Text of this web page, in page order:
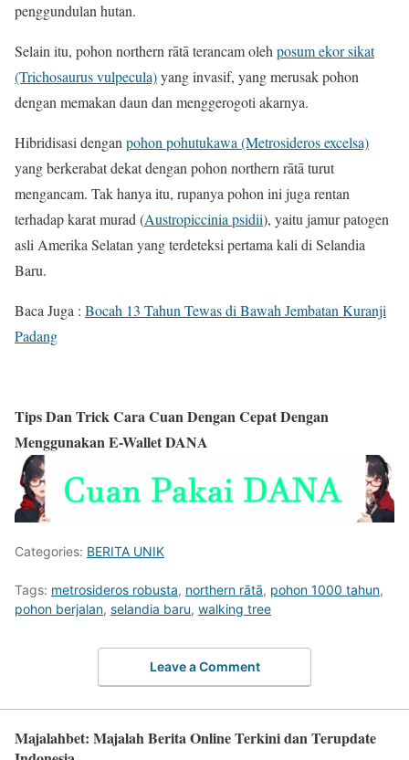
penggundulan hutan.
Selain itu, pohon northern rātā terancam olehposum ekor sikat
(Trichosaurus vulpecula)yang invasif, yang merusak pohon
dengan memakan daun dan menggerogoti akarnya.
Hibridisasi denganpohon pohutukawa (Metrosideros excelsa)
yang berkerabat dekat dengan pohon northern rātā turut
mengancam. Tak hanya itu, rupanya pohon ini juga rentan
terhadap karat murad (Austropiccinia psidii), yaitu jamur patogen
asli Amerika Selatan yang terdeteksi pertama kali di Selandia
Baru.
Baca Juga : Bocah 13 Tahun Tewas di Bawah Jembatan Kuranji
Padang
Tips Dan Trick Cara Cuan Dengan Cepat Dengan
Menggunakan E-Wallet DANA
Categories: BERITA UNIK
Tags: metrosideros robusta, northern rātā, pohon 1000 tahun,
pohon berjalan, selandia baru, walking tree
Leave a Comment
Majalahbet: Majalah Berita Online Terkini dan Terupdate